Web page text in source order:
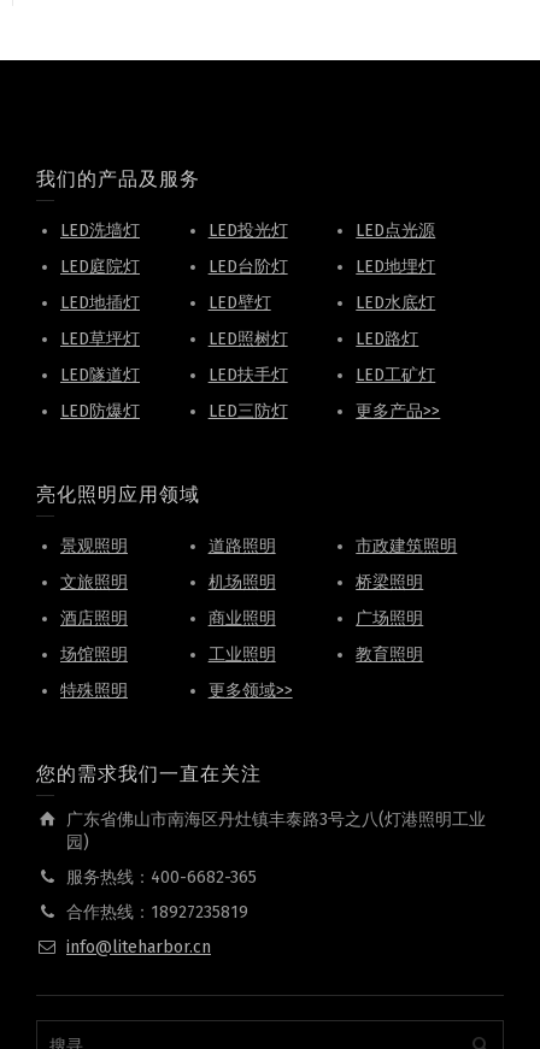
我们的产品及服务
LED洗墙灯 LED投光灯
LED点光源
LED庭院灯
LED台阶灯
LED地埋灯
LED地插灯
LED壁灯
LED水底灯
LED草坪灯
LED照树灯
LED路灯
LED隧道灯
LED扶手灯
LED工矿灯
LED防爆灯
LED三防灯 更多产品>>
亮化照明应用领域
景观照明 道路照明
市政建筑照明
文旅照明
机场照明
桥梁照明
酒店照明
商业照明
广场照明
场馆照明
工业照明
教育照明
特殊照明
更多领域>>
您的需求我们一直在关注
广东省佛山市南海区丹灶镇丰泰路3号之八(灯港照明工业
园)
服务热线：400-6682-365
合作热线：18927235819
info@liteharbor.cn